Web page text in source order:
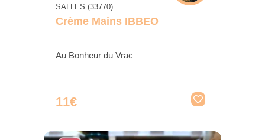
SALLES (33770)
Crème Mains IBBEO
Au Bonheur du Vrac
11€